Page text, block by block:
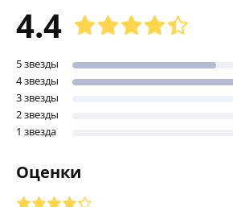
4.4
5 звезды
4 звезды
3 звезды
2 звезды
1 звезда
Оценки